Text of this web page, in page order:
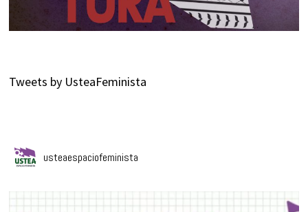
Tweets by UsteaFeminista
usteaespaciofeminista